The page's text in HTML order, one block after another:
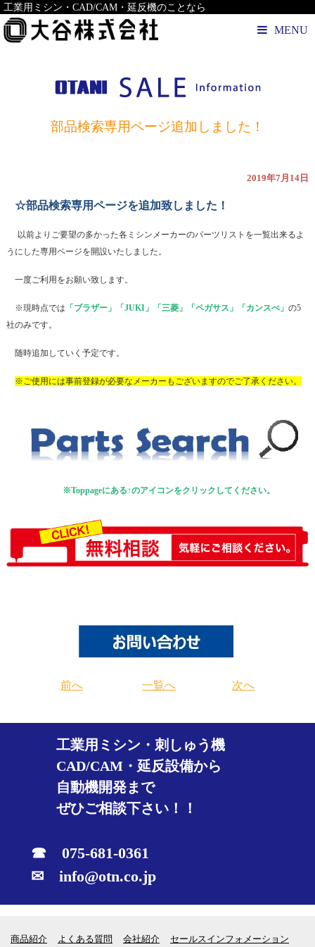
工業用ミシン・CAD/CAM・延反機のことなら
MENU
部品検索専用ページ追加しました！
2019年7月14日
☆部品検索専用ページを追加致しました！
以前よりご要望の多かった各ミシンメーカーのパーツリストを一覧出来るよ
うにした専用ページを開設いたしました。
一度ご利用をお願い致します。
※現時点では 「ブラザー」「JUKI」「三菱」「ペガサス」「カンスぺ」 の5
社のみです。
随時追加していく予定です。
※ご使用には事前登録が必要なメーカーもございますのでご了承ください。
※Toppageにある↑のアイコンをクリックしてください。
前へ 一覧へ 次へ
工業用ミシン・刺しゅう機
CAD/CAM・延反設備から
自動機開発まで
ぜひご相談下さい！！
☎ 075-681-0361
✉ info@otn.co.jp
商品紹介 よくある質問 会社紹介 セールスインフォメーション